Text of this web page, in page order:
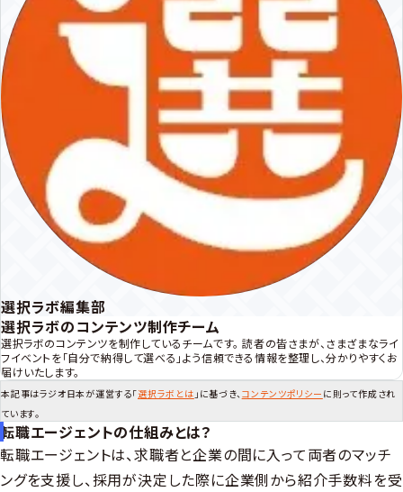
選択ラボ編集部
選択ラボのコンテンツ制作チーム
選択ラボのコンテンツを制作しているチームです。 読者の皆さまが、さまざまなライ
フイベントを「自分で納得して選べる」よう信頼できる情報を整理し、分かりやすくお
届けいたします。
本記事はラジオ日本が運営する「選択ラボとは 」に基づき、 コンテンツポリシー に則って作成され
ています。
転職エージェントの仕組みとは？
転職エージェントは、求職者と企業の間に入って両者のマッチ
ングを支援し、採用が決定した際に企業側から紹介手数料を受